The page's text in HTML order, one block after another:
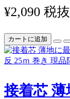
¥2,090 税
カートに追加
接着芯